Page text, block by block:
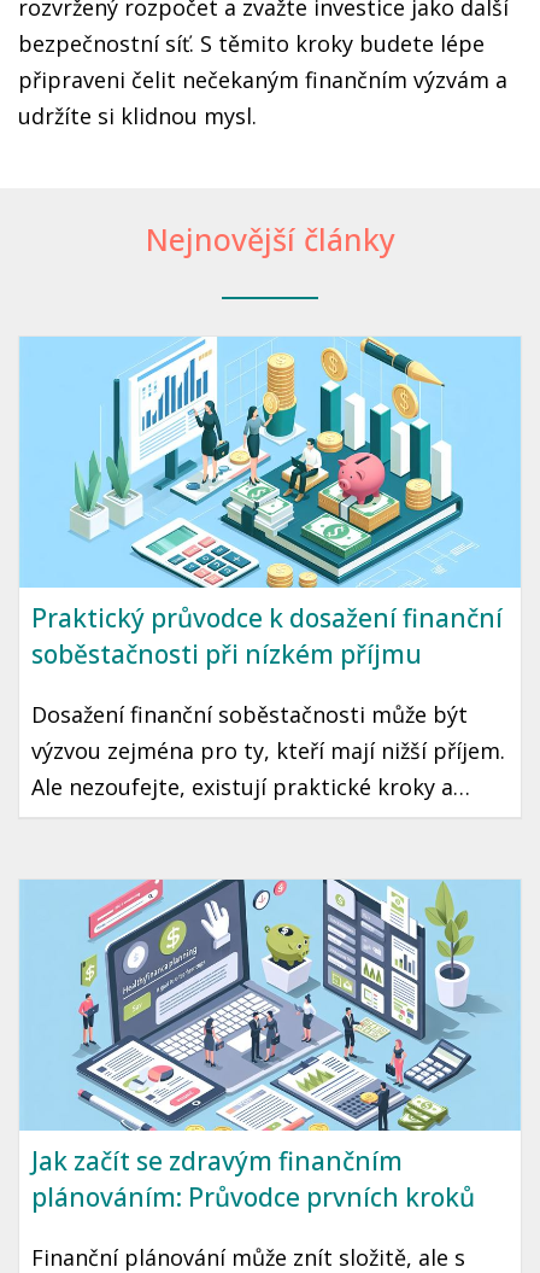
rozvržený rozpočet a zvažte investice jako další
bezpečnostní síť. S těmito kroky budete lépe
připraveni čelit nečekaným finančním výzvám a
udržíte si klidnou mysl.
Nejnovější články
Praktický průvodce k dosažení finanční
soběstačnosti při nízkém příjmu
Dosažení finanční soběstačnosti může být
výzvou zejména pro ty, kteří mají nižší příjem.
Ale nezoufejte, existují praktické kroky a
strategie, které vám mohou pomoci tento cíl
šetřit a investovat i s omezeným rozpočtem.
Jak začít se zdravým finančním
plánováním: Průvodce prvních kroků
Finanční plánování může znít složitě, ale s